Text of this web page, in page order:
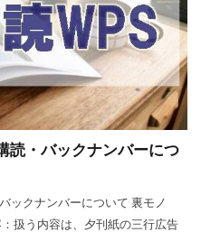
読・バックナンバーにつ
ックナンバーについて 裏モノ
扱う内容は、夕刊紙の三行広告